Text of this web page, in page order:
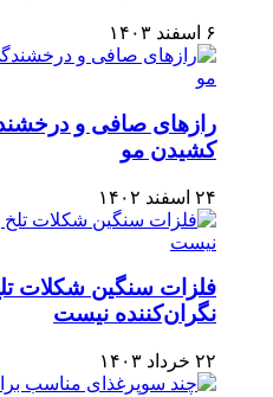
۶ اسفند ۱۴۰۳
رازهای صافی و
کشیدن مو
۲۴ اسفند ۱۴۰۲
فلزات سنگین شکلات
نگران‌کننده نیست
۲۲ خرداد ۱۴۰۳